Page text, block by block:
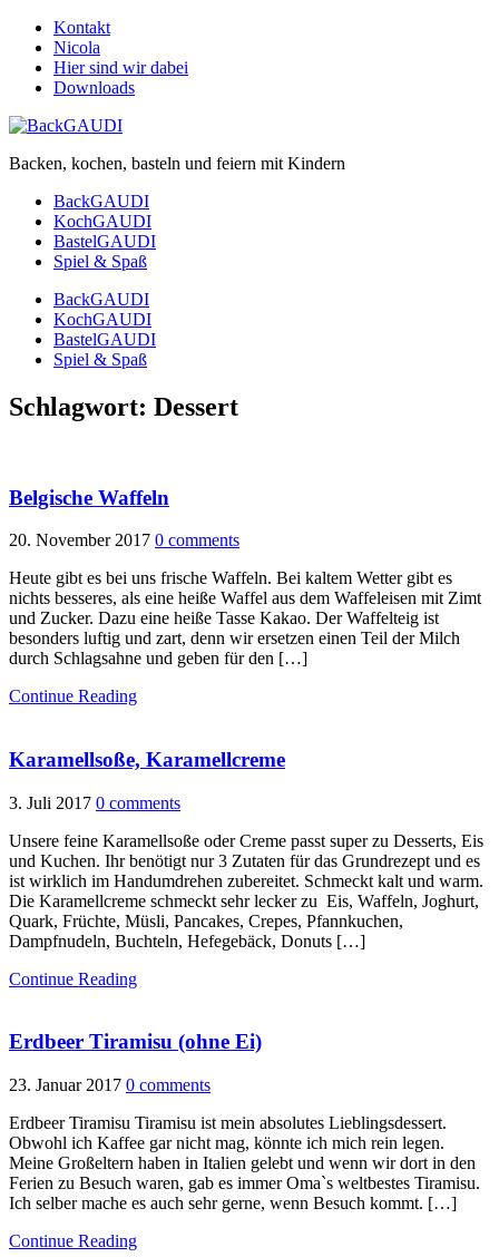
Kontakt
Nicola
Hier sind wir dabei
Downloads
Backen, kochen, basteln und feiern mit Kindern
BackGAUDI
KochGAUDI
BastelGAUDI
Spiel & Spaß
BackGAUDI
KochGAUDI
BastelGAUDI
Spiel & Spaß
Schlagwort: Dessert
Belgische Waffeln
20. November 2017 0 comments
Heute gibt es bei uns frische Waffeln. Bei kaltem Wetter gibt es
nichts besseres, als eine heiße Waffel aus dem Waffeleisen mit Zimt
und Zucker. Dazu eine heiße Tasse Kakao. Der Waffelteig ist
besonders luftig und zart, denn wir ersetzen einen Teil der Milch
durch Schlagsahne und geben für den […]
Continue Reading
Karamellsoße, Karamellcreme
3. Juli 2017 0 comments
Unsere feine Karamellsoße oder Creme passt super zu Desserts, Eis
und Kuchen. Ihr benötigt nur 3 Zutaten für das Grundrezept und es
ist wirklich im Handumdrehen zubereitet. Schmeckt kalt und warm.
Die Karamellcreme schmeckt sehr lecker zu Eis, Waffeln, Joghurt,
Quark, Früchte, Müsli, Pancakes, Crepes, Pfannkuchen,
Dampfnudeln, Buchteln, Hefegebäck, Donuts […]
Continue Reading
Erdbeer Tiramisu (ohne Ei)
23. Januar 2017 0 comments
Erdbeer Tiramisu Tiramisu ist mein absolutes Lieblingsdessert.
Obwohl ich Kaffee gar nicht mag, könnte ich mich rein legen.
Meine Großeltern haben in Italien gelebt und wenn wir dort in den
Ferien zu Besuch waren, gab es immer Oma`s weltbestes Tiramisu.
Ich selber mache es auch sehr gerne, wenn Besuch kommt. […]
Continue Reading